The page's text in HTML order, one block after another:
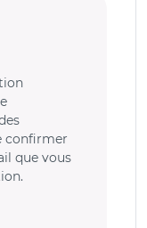
confirmer
que vous